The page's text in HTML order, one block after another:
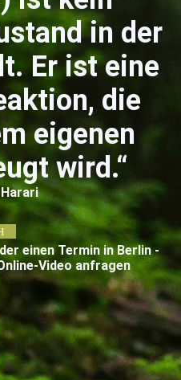
in der
Er ist eine
die
eigenen
wird.“
einen Termin in Berlin -
Video anfragen